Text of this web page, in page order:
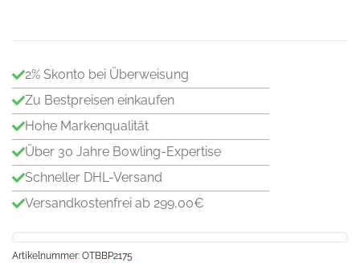
2% Skonto bei Überweisung
Zu Bestpreisen einkaufen
Hohe Markenqualität
Über 30 Jahre Bowling-Expertise
Schneller DHL-Versand
Versandkostenfrei ab 299,00€
Artikelnummer: OTBBP2175